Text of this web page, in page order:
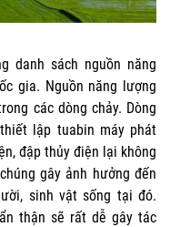
danh sách nguồn năng
gia. Nguồn năng lượng
các dòng chảy. Dòng
lập tuabin máy phát
đập thủy điện lại không
gây ảnh hưởng đến
sinh vật sống tại đó.
thận sẽ rất dễ gây tác